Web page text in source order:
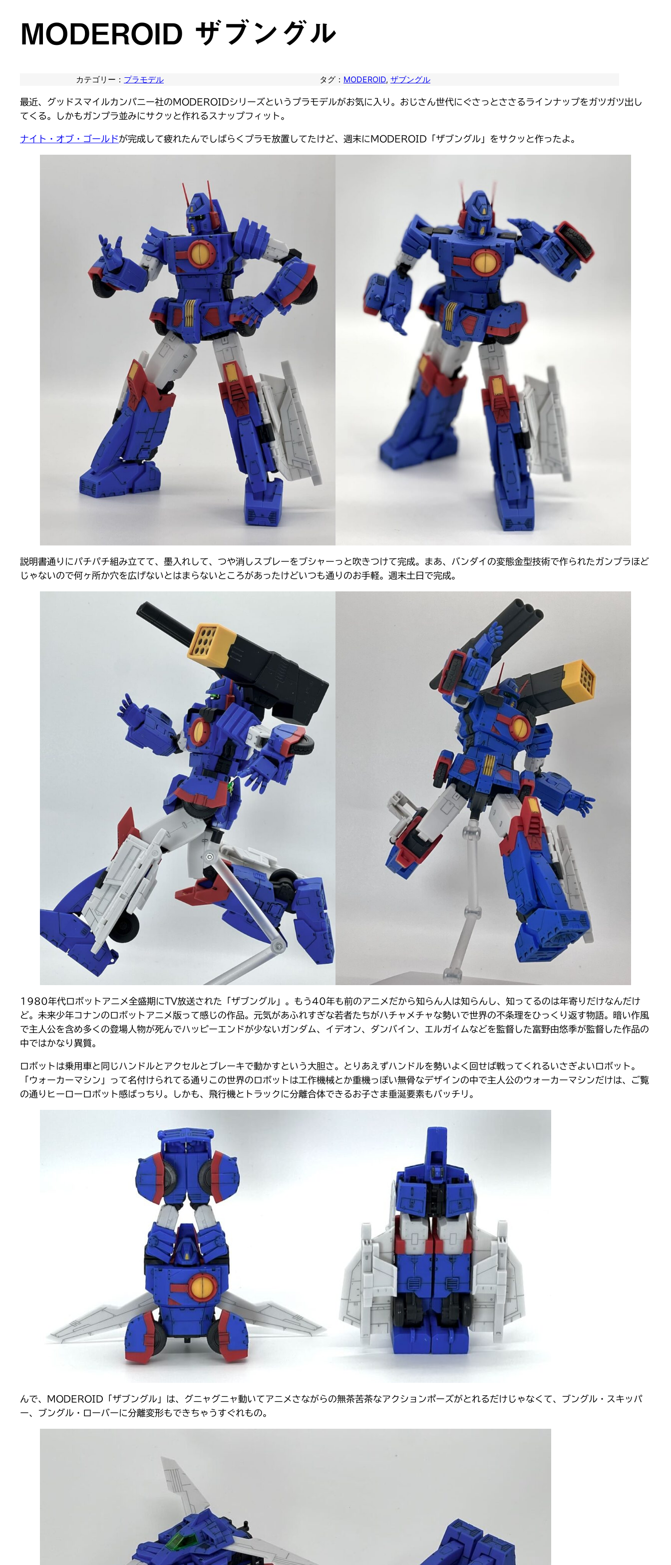
MODEROID ザブングル
カテゴリー： プラモデル タグ： MODEROID, ザブングル
最近、グッドスマイルカンパニー社のMODEROIDシリーズというプラモデルがお気に入り。おじさん世代にぐさっとささるラインナップをガツガツ出し
てくる。しかもガンプラ並みにサクッと作れるスナップフィット。
ナイト・オブ・ゴールドが完成して疲れたんでしばらくプラモ放置してたけど、週末にMODEROID「ザブングル」をサクッと作ったよ。
説明書通りにパチパチ組み立てて、墨入れして、つや消しスプレーをブシャーっと吹きつけて完成。まあ、バンダイの変態金型技術で作られたガンプラほど
じゃないので何ヶ所か穴を広げないとはまらないところがあったけどいつも通りのお手軽。週末土日で完成。
1980年代ロボットアニメ全盛期にTV放送された「ザブングル」。もう40年も前のアニメだから知らん人は知らんし、知ってるのは年寄りだけなんだけ
ど。未来少年コナンのロボットアニメ版って感じの作品。元気があふれすぎな若者たちがハチャメチャな勢いで世界の不条理をひっくり返す物語。暗い作風
で主人公を含め多くの登場人物が死んでハッピーエンドが少ないガンダム、イデオン、ダンバイン、エルガイムなどを監督した富野由悠季が監督した作品の
中ではかなり異質。
ロボットは乗用車と同じハンドルとアクセルとブレーキで動かすという大胆さ。とりあえずハンドルを勢いよく回せば戦ってくれるいさぎよいロボット。
「ウォーカーマシン」って名付けられてる通りこの世界のロボットは工作機械とか重機っぽい無骨なデザインの中で主人公のウォーカーマシンだけは、ご覧
の通りヒーローロボット感ばっちり。しかも、飛行機とトラックに分離合体できるお子さま垂涎要素もバッチリ。
んで、MODEROID「ザブングル」は、グニャグニャ動いてアニメさながらの無茶苦茶なアクションポーズがとれるだけじゃなくて、ブングル・スキッパ
ー、ブングル・ローバーに分離変形もできちゃうすぐれもの。